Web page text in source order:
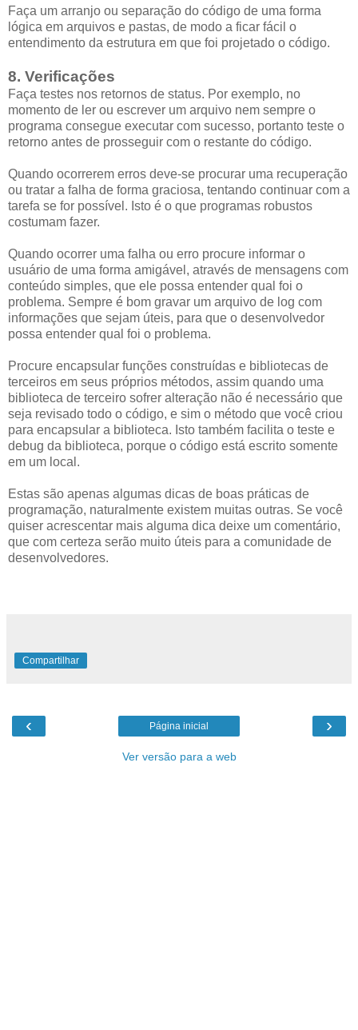
Faça um arranjo ou separação do código de uma forma
lógica em arquivos e pastas, de modo a ficar fácil o
entendimento da estrutura em que foi projetado o código.
8. Verificações
Faça testes nos retornos de status. Por exemplo, no
momento de ler ou escrever um arquivo nem sempre o
programa consegue executar com sucesso, portanto teste o
retorno antes de prosseguir com o restante do código.
Quando ocorrerem erros deve-se procurar uma recuperação
ou tratar a falha de forma graciosa, tentando continuar com a
tarefa se for possível. Isto é o que programas robustos
costumam fazer.
Quando ocorrer uma falha ou erro procure informar o
usuário de uma forma amigável, através de mensagens com
conteúdo simples, que ele possa entender qual foi o
problema. Sempre é bom gravar um arquivo de log com
informações que sejam úteis, para que o desenvolvedor
possa entender qual foi o problema.
Procure encapsular funções construídas e bibliotecas de
terceiros em seus próprios métodos, assim quando uma
biblioteca de terceiro sofrer alteração não é necessário que
seja revisado todo o código, e sim o método que você criou
para encapsular a biblioteca. Isto também facilita o teste e
debug da biblioteca, porque o código está escrito somente
em um local.
Estas são apenas algumas dicas de boas práticas de
programação, naturalmente existem muitas outras. Se você
quiser acrescentar mais alguma dica deixe um comentário,
que com certeza serão muito úteis para a comunidade de
desenvolvedores.
Compartilhar
‹ ›
Página inicial
Ver versão para a web